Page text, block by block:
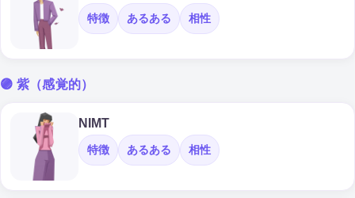
特徴 あるある 相性
🟣 紫（感覚的）
NIMT
特徴 あるある 相性